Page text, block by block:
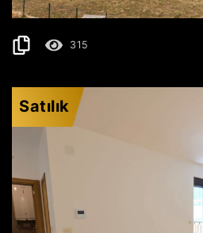
315
Satılık